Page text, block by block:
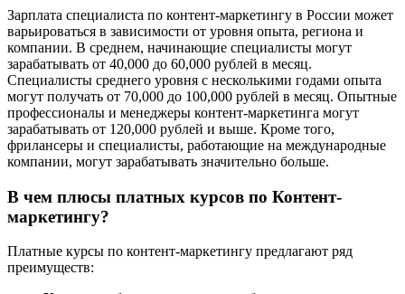
Зарплата специалиста по контент-маркетингу в России может
варьироваться в зависимости от уровня опыта, региона и
компании. В среднем, начинающие специалисты могут
зарабатывать от 40,000 до 60,000 рублей в месяц.
Специалисты среднего уровня с несколькими годами опыта
могут получать от 70,000 до 100,000 рублей в месяц. Опытные
профессионалы и менеджеры контент-маркетинга могут
зарабатывать от 120,000 рублей и выше. Кроме того,
фрилансеры и специалисты, работающие на международные
компании, могут зарабатывать значительно больше.
В чем плюсы платных курсов по Контент-
маркетингу?
Платные курсы по контент-маркетингу предлагают ряд
преимуществ: